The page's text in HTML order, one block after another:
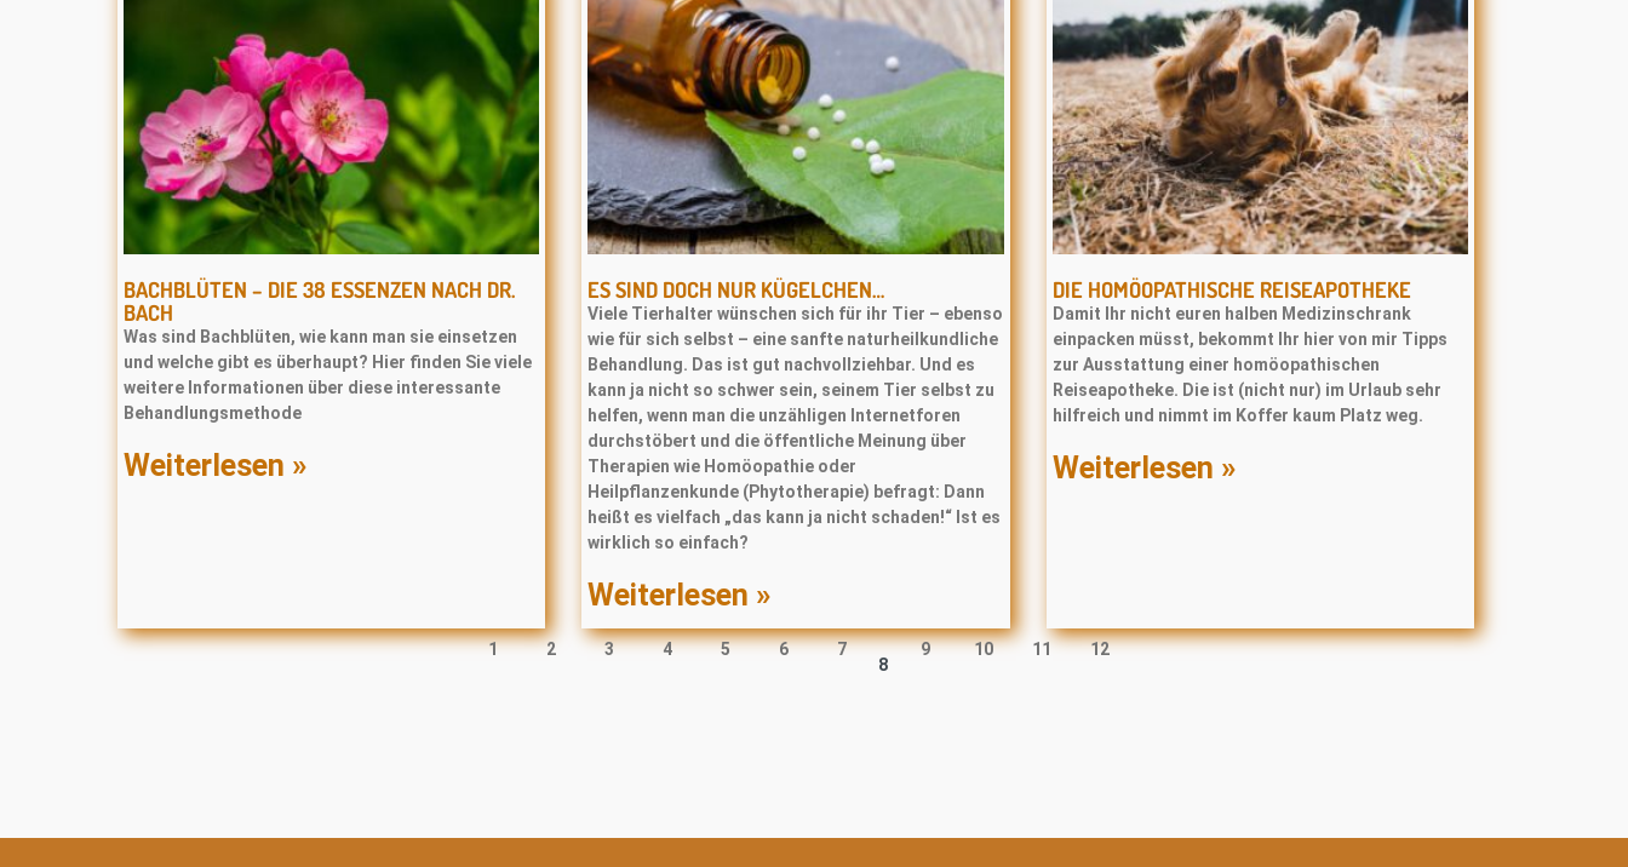
BACHBLÜTEN – DIE 38 ESSENZEN NACH DR.
BACH
Was sind Bachblüten, wie kann man sie einsetzen
und welche gibt es überhaupt? Hier finden Sie viele
weitere Informationen über diese interessante
Behandlungsmethode
Weiterlesen »
ES SIND DOCH NUR KÜGELCHEN…
Viele Tierhalter wünschen sich für ihr Tier – ebenso
wie für sich selbst – eine sanfte naturheilkundliche
Behandlung. Das ist gut nachvollziehbar. Und es
kann ja nicht so schwer sein, seinem Tier selbst zu
helfen, wenn man die unzähligen Internetforen
durchstöbert und die öffentliche Meinung über
Therapien wie Homöopathie oder
Heilpﬂanzenkunde (Phytotherapie) befragt: Dann
heißt es vielfach „das kann ja nicht schaden!“ Ist es
wirklich so einfach?
Weiterlesen »
DIE HOMÖOPATHISCHE REISEAPOTHEKE
Damit Ihr nicht euren halben Medizinschrank
einpacken müsst, bekommt Ihr hier von mir Tipps
zur Ausstattung einer homöopathischen
Reiseapotheke. Die ist (nicht nur) im Urlaub sehr
hilfreich und nimmt im Koffer kaum Platz weg.
Weiterlesen »
1 2 3 4 5 6
7
8
9 10 11 12